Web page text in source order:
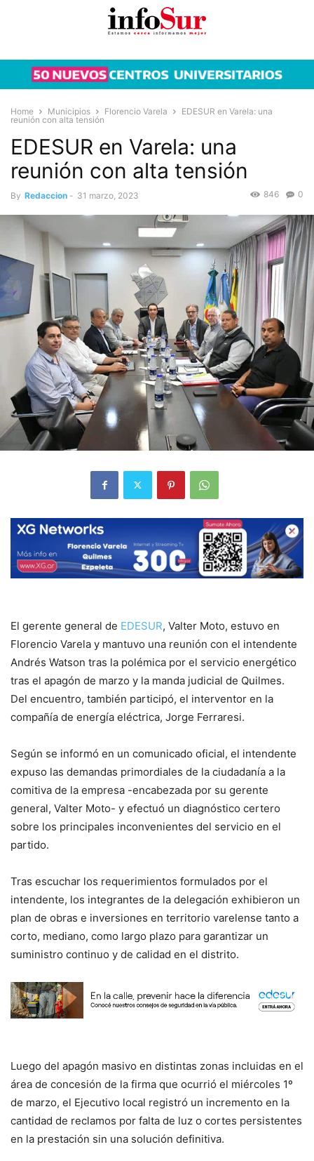
Home Municipios Florencio Varela
EDESUR en Varela: una
reunión con alta tensión
EDESUR en Varela: una
reunión con alta tensión
By Redaccion - 31 marzo, 2023 0
846
El gerente general de EDESUR, Valter Moto, estuvo en
Florencio Varela y mantuvo una reunión con el intendente
Andrés Watson tras la polémica por el servicio energético
tras el apagón de marzo y la manda judicial de Quilmes.
Del encuentro, también participó, el interventor en la
compañía de energía eléctrica, Jorge Ferraresi.
Según se informó en un comunicado oficial, el intendente
expuso las demandas primordiales de la ciudadanía a la
comitiva de la empresa -encabezada por su gerente
general, Valter Moto- y efectuó un diagnóstico certero
sobre los principales inconvenientes del servicio en el
partido.
Tras escuchar los requerimientos formulados por el
intendente, los integrantes de la delegación exhibieron un
plan de obras e inversiones en territorio varelense tanto a
corto, mediano, como largo plazo para garantizar un
suministro continuo y de calidad en el distrito.
Luego del apagón masivo en distintas zonas incluidas en el
área de concesión de la firma que ocurrió el miércoles 1º
de marzo, el Ejecutivo local registró un incremento en la
cantidad de reclamos por falta de luz o cortes persistentes
en la prestación sin una solución definitiva.